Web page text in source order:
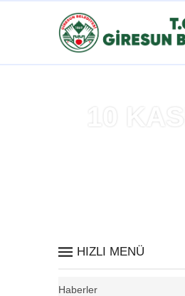
10
HIZLI MENÜ
Haberler